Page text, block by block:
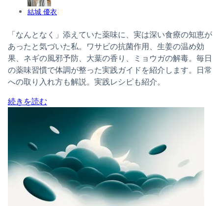
結城 優衣
「なんとなく」添えていた薬味に、実は深い食療の知恵が
あったと気づいた私。ワサビの抗菌作用、生姜の温め効
果、ネギの風邪予防、大葉の香り、ミョウガの解毒。毎日
の薬味習慣で体調が整った実践ガイドを紹介します。日常
への取り入れ方も解説。実践レシピも紹介。
続きを読む